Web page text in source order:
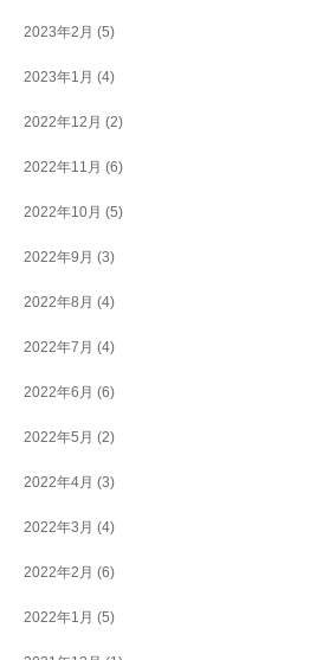
2023年2月 (5)
2023年1月 (4)
2022年12月 (2)
2022年11月 (6)
2022年10月 (5)
2022年9月 (3)
2022年8月 (4)
2022年7月 (4)
2022年6月 (6)
2022年5月 (2)
2022年4月 (3)
2022年3月 (4)
2022年2月 (6)
2022年1月 (5)